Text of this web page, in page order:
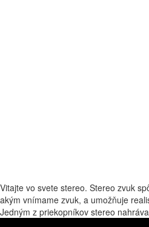
Vitajte vo svete stereo. Stereo zvuk
akým vnímame zvuk, a umožňuje
Jedným z priekopníkov stereo